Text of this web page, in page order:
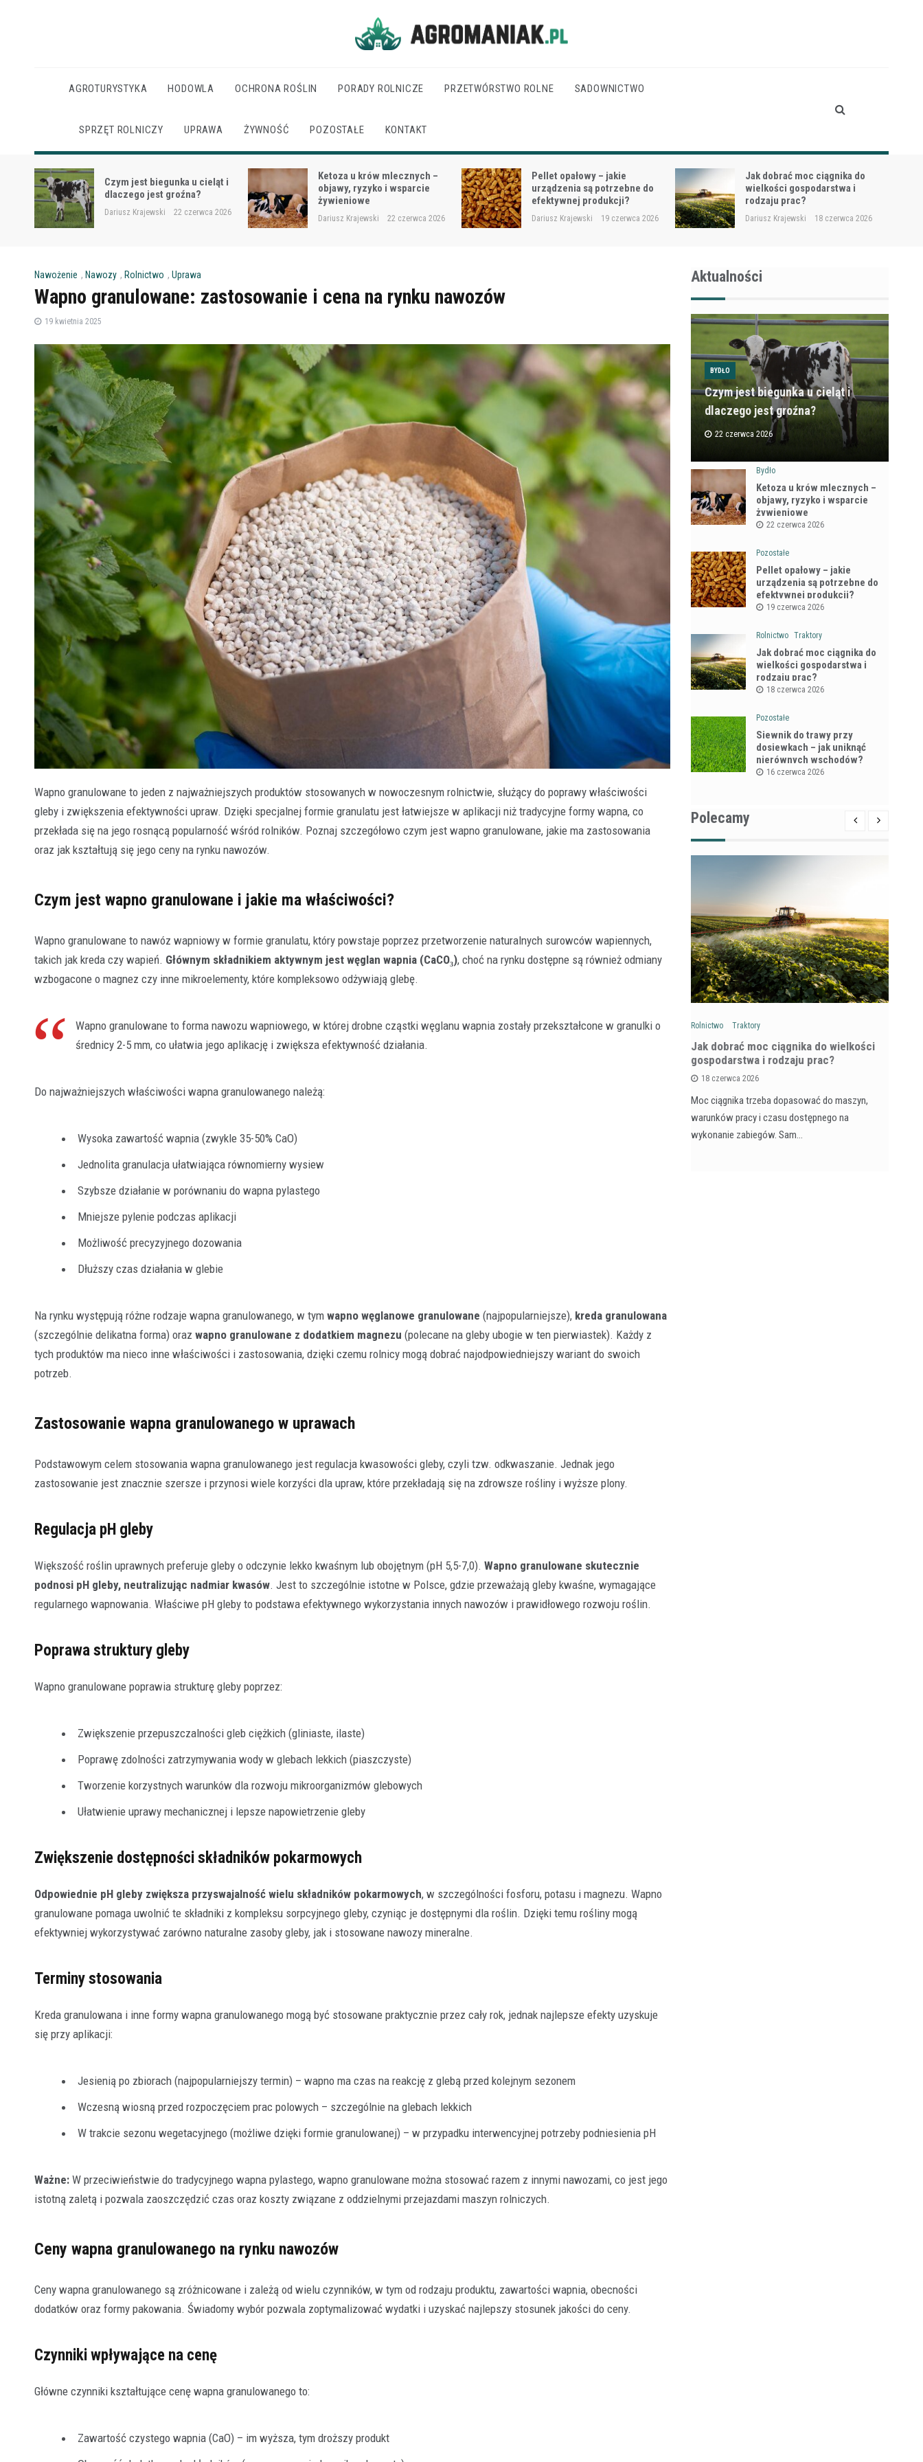
AGROTURYSTYKA HODOWLA OCHRONA ROŚLIN PORADY ROLNICZE PRZETWÓRSTWO ROLNE SADOWNICTWO
SPRZĘT ROLNICZY UPRAWA ŻYWNOŚĆ POZOSTAŁE KONTAKT
Ketoza u krów mlecznych –
objawy, ryzyko i wsparcie
żywieniowe
Dariusz Krajewski
Pellet opałowy – jakie
urządzenia są potrzebne do
efektywnej produkcji?
Dariusz Krajewski 19 czerwca 2026
Jak dobrać moc ciągnika do
wielkości gospodarstwa i
rodzaju prac?
Dariusz Krajewski 18 czerwca 2026
Siewnik do trawy przy
dosiewkach – jak uniknąć
nierównych wschodów?
Dariusz Krajewski 16 czerwca 2026
Nawożenie , Nawozy , Rolnictwo , Uprawa
Wapno granulowane: zastosowanie i cena na rynku nawozów
19 kwietnia 2025
Wapno granulowane to jeden z najważniejszych produktów stosowanych w nowoczesnym rolnictwie, służący do poprawy właściwości
gleby i zwiększenia efektywności upraw. Dzięki specjalnej formie granulatu jest łatwiejsze w aplikacji niż tradycyjne formy wapna, co
przekłada się na jego rosnącą popularność wśród rolników. Poznaj szczegółowo czym jest wapno granulowane, jakie ma zastosowania
oraz jak kształtują się jego ceny na rynku nawozów.
Czym jest wapno granulowane i jakie ma właściwości?
Wapno granulowane to nawóz wapniowy w formie granulatu, który powstaje poprzez przetworzenie naturalnych surowców wapiennych,
takich jak kreda czy wapień. Głównym składnikiem aktywnym jest węglan wapnia (CaCO₃), choć na rynku dostępne są również odmiany
wzbogacone o magnez czy inne mikroelementy, które kompleksowo odżywiają glebę.
Wapno granulowane to forma nawozu wapniowego, w której drobne cząstki węglanu wapnia zostały przekształcone w granulki o
średnicy 2-5 mm, co ułatwia jego aplikację i zwiększa efektywność działania.
Do najważniejszych właściwości wapna granulowanego należą:
Wysoka zawartość wapnia (zwykle 35-50% CaO)
Jednolita granulacja ułatwiająca równomierny wysiew
Szybsze działanie w porównaniu do wapna pylastego
Mniejsze pylenie podczas aplikacji
Możliwość precyzyjnego dozowania
Dłuższy czas działania w glebie
Na rynku występują różne rodzaje wapna granulowanego, w tym wapno węglanowe granulowane (najpopularniejsze), kreda granulowana
(szczególnie delikatna forma) oraz wapno granulowane z dodatkiem magnezu (polecane na gleby ubogie w ten pierwiastek). Każdy z
tych produktów ma nieco inne właściwości i zastosowania, dzięki czemu rolnicy mogą dobrać najodpowiedniejszy wariant do swoich
potrzeb.
Zastosowanie wapna granulowanego w uprawach
Podstawowym celem stosowania wapna granulowanego jest regulacja kwasowości gleby, czyli tzw. odkwaszanie. Jednak jego
zastosowanie jest znacznie szersze i przynosi wiele korzyści dla upraw, które przekładają się na zdrowsze rośliny i wyższe plony.
Regulacja pH gleby
Większość roślin uprawnych preferuje gleby o odczynie lekko kwaśnym lub obojętnym (pH 5,5-7,0). Wapno granulowane skutecznie
podnosi pH gleby, neutralizując nadmiar kwasów. Jest to szczególnie istotne w Polsce, gdzie przeważają gleby kwaśne, wymagające
regularnego wapnowania. Właściwe pH gleby to podstawa efektywnego wykorzystania innych nawozów i prawidłowego rozwoju roślin.
Poprawa struktury gleby
Wapno granulowane poprawia strukturę gleby poprzez:
Zwiększenie przepuszczalności gleb ciężkich (gliniaste, ilaste)
Poprawę zdolności zatrzymywania wody w glebach lekkich (piaszczyste)
Tworzenie korzystnych warunków dla rozwoju mikroorganizmów glebowych
Ułatwienie uprawy mechanicznej i lepsze napowietrzenie gleby
Zwiększenie dostępności składników pokarmowych
Odpowiednie pH gleby zwiększa przyswajalność wielu składników pokarmowych, w szczególności fosforu, potasu i magnezu. Wapno
granulowane pomaga uwolnić te składniki z kompleksu sorpcyjnego gleby, czyniąc je dostępnymi dla roślin. Dzięki temu rośliny mogą
efektywniej wykorzystywać zarówno naturalne zasoby gleby, jak i stosowane nawozy mineralne.
Terminy stosowania
Kreda granulowana i inne formy wapna granulowanego mogą być stosowane praktycznie przez cały rok, jednak najlepsze efekty uzyskuje
się przy aplikacji:
Jesienią po zbiorach (najpopularniejszy termin) – wapno ma czas na reakcję z glebą przed kolejnym sezonem
Wczesną wiosną przed rozpoczęciem prac polowych – szczególnie na glebach lekkich
W trakcie sezonu wegetacyjnego (możliwe dzięki formie granulowanej) – w przypadku interwencyjnej potrzeby podniesienia pH
Ważne: W przeciwieństwie do tradycyjnego wapna pylastego, wapno granulowane można stosować razem z innymi nawozami, co jest jego
istotną zaletą i pozwala zaoszczędzić czas oraz koszty związane z oddzielnymi przejazdami maszyn rolniczych.
Ceny wapna granulowanego na rynku nawozów
Ceny wapna granulowanego są zróżnicowane i zależą od wielu czynników, w tym od rodzaju produktu, zawartości wapnia, obecności
dodatków oraz formy pakowania. Świadomy wybór pozwala zoptymalizować wydatki i uzyskać najlepszy stosunek jakości do ceny.
Czynniki wpływające na cenę
Główne czynniki kształtujące cenę wapna granulowanego to:
Zawartość czystego wapnia (CaO) – im wyższa, tym droższy produkt
Aktualności
BYDŁO
Czym jest biegunka u cieląt i
dlaczego jest groźna?
22 czerwca 2026
Bydło
Ketoza u krów mlecznych –
objawy, ryzyko i wsparcie
żywieniowe
22 czerwca 2026
Pozostałe
Pellet opałowy – jakie
urządzenia są potrzebne do
efektywnej produkcji?
19 czerwca 2026
Rolnictwo Traktory
Jak dobrać moc ciągnika do
wielkości gospodarstwa i
rodzaju prac?
18 czerwca 2026
Pozostałe
Siewnik do trawy przy
dosiewkach – jak uniknąć
nierównych wschodów?
16 czerwca 2026
Polecamy
Rolnictwo Rolnictwo Traktory
Jak dobrać moc ciągnika do wielkości
gospodarstwa i rodzaju prac?
18 czerwca 2026
Moc ciągnika trzeba dopasować do maszyn,
warunków pracy i czasu dostępnego na
wykonanie zabiegów. Sam…